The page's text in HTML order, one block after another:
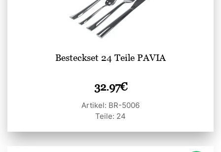
Besteckset 24 Teile PAVIA
32.97€
Artikel: BR-5006
Teile: 24